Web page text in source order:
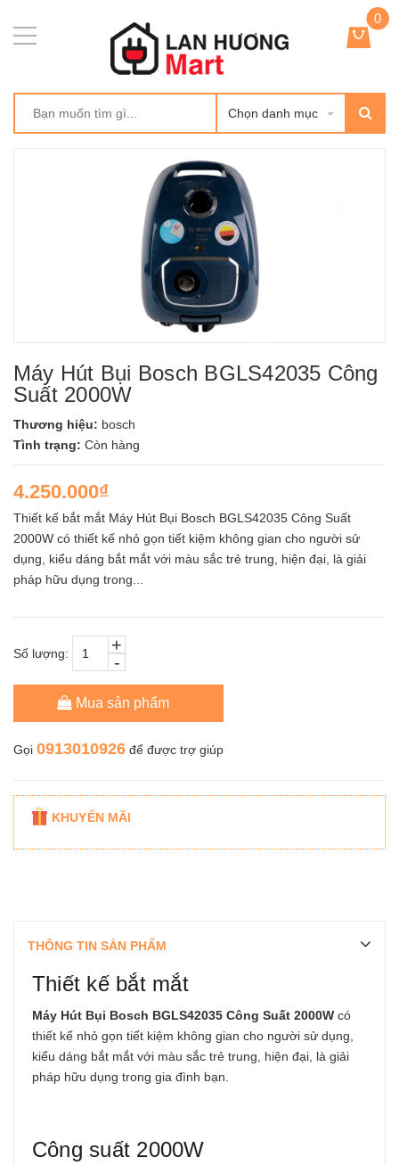
Chọn danh mục
0
Máy Hút Bụi Bosch BGLS42035 Công
Suất 2000W
Thương hiệu: bosch
Tình trạng: Còn hàng
4.250.000₫
Thiết kế bắt mắt Máy Hút Bụi Bosch BGLS42035 Công Suất
2000W có thiết kế nhỏ gọn tiết kiệm không gian cho người sử
dụng, kiểu dáng bắt mắt với màu sắc trẻ trung, hiện đại, là giải
pháp hữu dụng trong...
Số lượng: -
+
Mua sản phẩm
Gọi 0913010926 để được trợ giúp
KHUYẾN MÃI
THÔNG TIN SẢN PHẨM
Thiết kế bắt mắt
Máy Hút Bụi Bosch BGLS42035 Công Suất 2000W có
thiết kế nhỏ gọn tiết kiệm không gian cho người sử dụng,
kiểu dáng bắt mắt với màu sắc trẻ trung, hiện đại, là giải
pháp hữu dụng trong gia đình bạn.
Công suất 2000W